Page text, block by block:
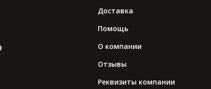
Доставка
Помощь
О компании
Отзывы
Реквизиты компании